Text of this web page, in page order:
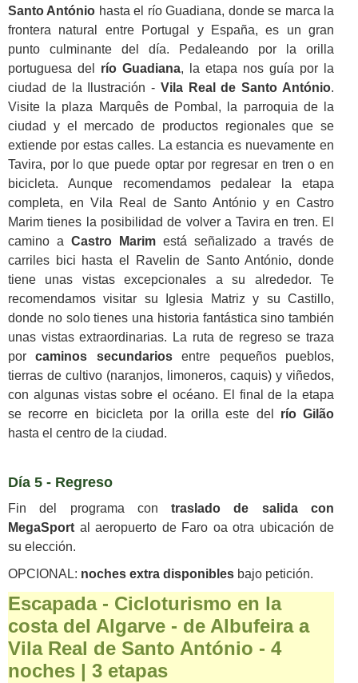
Santo António hasta el río Guadiana, donde se marca la
frontera natural entre Portugal y España, es un gran
punto culminante del día. Pedaleando por la orilla
portuguesa del río Guadiana, la etapa nos guía por la
ciudad de la Ilustración - Vila Real de Santo António.
Visite la plaza Marquês de Pombal, la parroquia de la
ciudad y el mercado de productos regionales que se
extiende por estas calles. La estancia es nuevamente en
Tavira, por lo que puede optar por regresar en tren o en
bicicleta. Aunque recomendamos pedalear la etapa
completa, en Vila Real de Santo António y en Castro
Marim tienes la posibilidad de volver a Tavira en tren. El
camino a Castro Marim está señalizado a través de
carriles bici hasta el Ravelin de Santo António, donde
tiene unas vistas excepcionales a su alrededor. Te
recomendamos visitar su Iglesia Matriz y su Castillo,
donde no solo tienes una historia fantástica sino también
unas vistas extraordinarias. La ruta de regreso se traza
porcaminos secundariosentre pequeños pueblos,
tierras de cultivo (naranjos, limoneros, caquis) y viñedos,
con algunas vistas sobre el océano. El final de la etapa
se recorre en bicicleta por la orilla este del río Gilão
hasta el centro de la ciudad.
Día 5 - Regreso
Fin del programa con traslado de salida con
MegaSport al aeropuerto de Faro oa otra ubicación de
su elección.
OPCIONAL: noches extra disponibles bajo petición.
Escapada - Cicloturismo en la
costa del Algarve - de Albufeira a
Vila Real de Santo António - 4
noches | 3 etapas